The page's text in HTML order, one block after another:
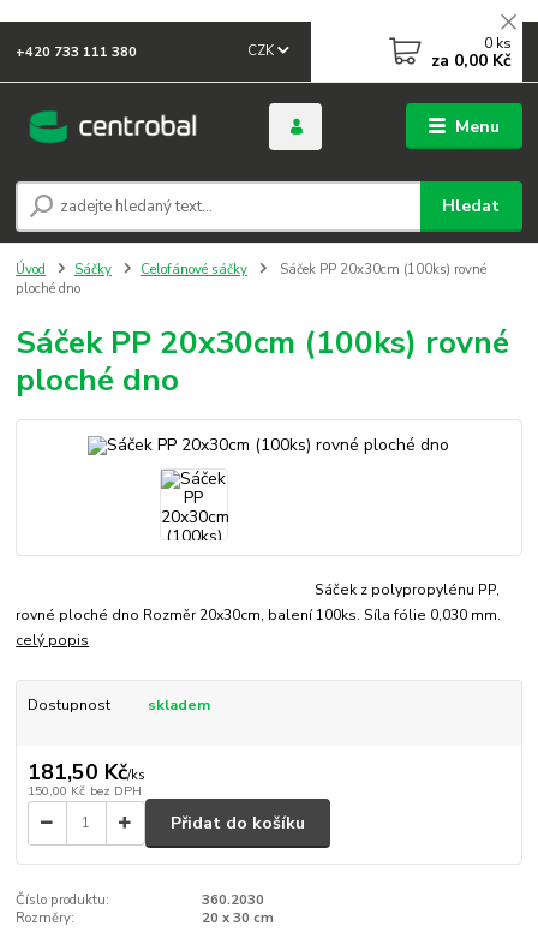
Menu
CZK
Hledat
+420 733 111 380 0 ks
za 0,00 Kč
Úvod Sáčky Celofánové sáčky
Sáček PP 20x30cm (100ks) rovné
ploché dno
Sáček PP 20x30cm (100ks) rovné
ploché dno
Sáček z polypropylénu PP,
rovné ploché dno Rozměr 20x30cm, balení 100ks. Síla fólie 0,030 mm.
celý popis
Dostupnost skladem
181,50 Kč/ks
150,00 Kč bez DPH
Přidat do košíku
Číslo produktu:
360.2030
Rozměry:
20 x 30 cm